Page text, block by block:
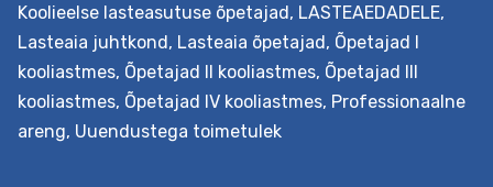
parasjagu muudatusi sisseviivale haridusasutusele
ülevaadet, kuidas nende töötajad muudatustesse
suhtuvad ja kuivõrd nende suhtumine ajas muutub. See
võimaldab mõista, kui palju on neid töötajaid, kes on
muutustele avatud, ja neid, kelle jaoks muutused on
Koolieelse lasteasutuse õpetajad, LASTEAEDADELE,
Lasteaia juhtkond, Lasteaia õpetajad, Õpetajad I
kooliastmes, Õpetajad II kooliastmes, Õpetajad III
kooliastmes, Õpetajad IV kooliastmes, Professionaalne
areng, Uuendustega toimetulek